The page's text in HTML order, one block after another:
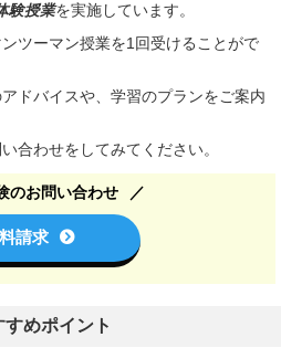
験授業を実施しています。
ツーマン授業を1回受けることがで
ドバイスや、学習のプランをご案内
合わせをしてみてください。
のお問い合わせ
請求
めポイント